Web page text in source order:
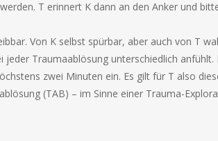
T erinnert K dann an den Anker und
Von K selbst spürbar, aber auch von T
Traumaablösung unterschiedlich
zwei Minuten ein. Es gilt für T also
(TAB) – im Sinne einer Trauma-